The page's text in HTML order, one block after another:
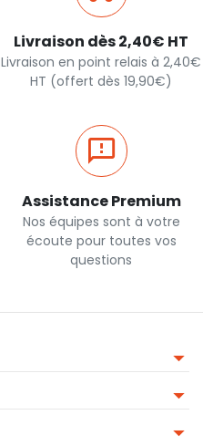
Livraison dès 2,40€ HT
Livraison en point relais à 2,40€
HT (offert dès 19,90€)
Assistance Premium
Nos équipes sont à votre
écoute pour toutes vos
questions